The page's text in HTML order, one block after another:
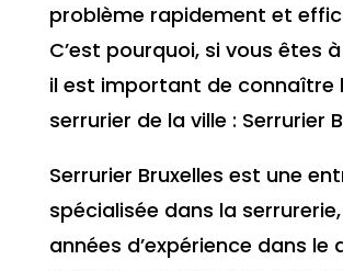
problème rapidement et
C’est pourquoi, si vous êtes
il est important de connaître
serrurier de la ville : Serrurier
Serrurier Bruxelles est une
spécialisée dans la
années d’expérience dans le